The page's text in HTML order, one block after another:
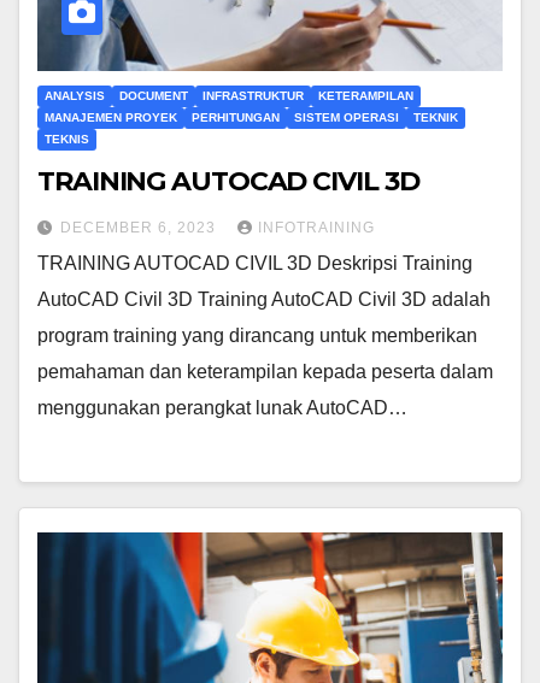
ANALYSIS DOCUMENT INFRASTRUKTUR
KETERAMPILAN
MANAJEMEN PROYEK
PERHITUNGAN SISTEM OPERASI
TEKNIK
TEKNIS
TRAINING AUTOCAD CIVIL 3D
DECEMBER 6, 2023 INFOTRAINING
TRAINING AUTOCAD CIVIL 3D Deskripsi Training
AutoCAD Civil 3D Training AutoCAD Civil 3D adalah
program training yang dirancang untuk memberikan
pemahaman dan keterampilan kepada peserta dalam
menggunakan perangkat lunak AutoCAD…